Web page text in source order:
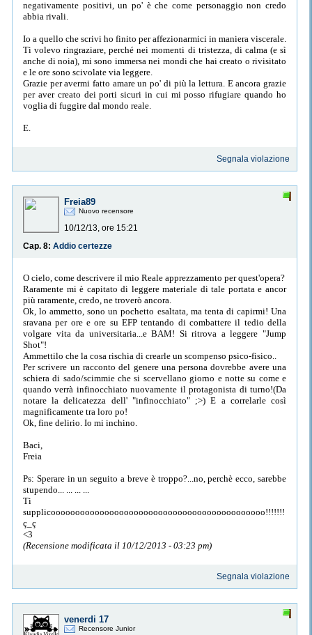
negativamente positivi, un po' è che come personaggio non credo
abbia rivali.
Io a quello che scrivi ho finito per affezionarmici in maniera viscerale.
Ti volevo ringraziare, perché nei momenti di tristezza, di calma (e sì
anche di noia), mi sono immersa nei mondi che hai creato o rivisitato
e le ore sono scivolate via leggere.
Grazie per avermi fatto amare un po' di più la lettura. E ancora grazie
per aver creato dei porti sicuri in cui mi posso rifugiare quando ho
voglia di fuggire dal mondo reale.
E.
Segnala violazione
Freia89
Nuovo recensore
10/12/13, ore 15:21
Cap. 8: Addio certezze
O cielo, come descrivere il mio Reale apprezzamento per quest'opera?
Raramente mi è capitato di leggere materiale di tale portata e ancor
più raramente, credo, ne troverò ancora.
Ok, lo ammetto, sono un pochetto esaltata, ma tenta di capirmi! Una
sravana per ore e ore su EFP tentando di combattere il tedio della
volgare vita da universitaria...e BAM! Si ritrova a leggere "Jump
Shot"!
Ammettilo che la cosa rischia di crearle un scompenso psico-fisico..
Per scrivere un racconto del genere una persona dovrebbe avere una
schiera di sado/scimmie che si scervellano giorno e notte su come e
quando verrà infinocchiato nuovamente il protagonista di turno!(Da
notare la delicatezza dell' "infinocchiato" ;>) E a correlarle così
magnificamente tra loro po!
Ok, fine delirio. Io mi inchino.
Baci,
Freia
Ps: Sperare in un seguito a breve è troppo?...no, perchè ecco, sarebbe
stupendo... ... ... ...
Ti
supplicoooooooooooooooooooooooooooooooooooooooooooo!!!!!!!
ç_ç
<3
(Recensione modificata il 10/12/2013 - 03:23 pm)
Segnala violazione
venerdi 17
Recensore Junior